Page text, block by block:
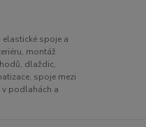
elastické spoje a
montáž
dlaždic,
spoje mezi
podlahách a